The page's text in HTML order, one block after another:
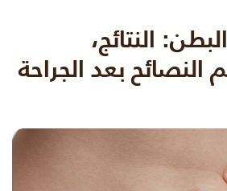
النتائج،
النصائح بعد الجراحة